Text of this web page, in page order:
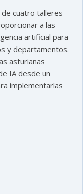
cuatro talleres
a las
artificial para
y departamentos.
asturianas
IA desde un
implementarlas